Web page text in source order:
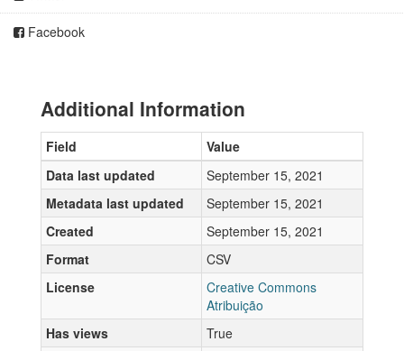
Facebook
Additional Information
Field
Value
Data last updated
September 15, 2021
Metadata last updated
September 15, 2021
Created
September 15, 2021
Format
CSV
License
Creative Commons
Atribuição
Has views
True